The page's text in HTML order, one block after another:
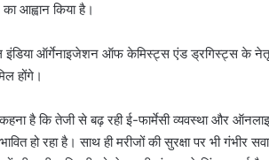
आह्वान किया है।
ऑर्गेनाइजेशन ऑफ केमिस्ट्स एंड ड्रगिस्ट्स के
होंगे।
है कि तेजी से बढ़ रही ई-फार्मेसी व्यवस्था और ऑनलाइन
हो रहा है। साथ ही मरीजों की सुरक्षा पर भी